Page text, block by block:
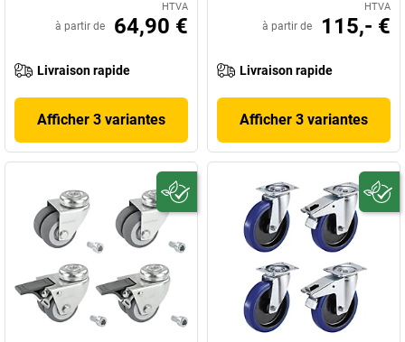
HTVA
à partir de 64,90 €
Livraison rapide
Afficher 3 variantes
HTVA
à partir de 115,- €
Livraison rapide
Afficher 3 variantes